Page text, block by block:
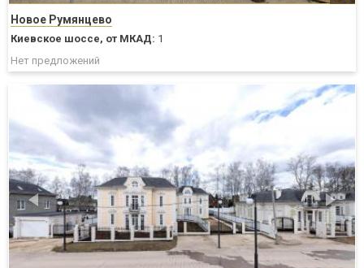
Новое Румянцево
Киевское шоссе, от МКАД: 1
Нет предложений